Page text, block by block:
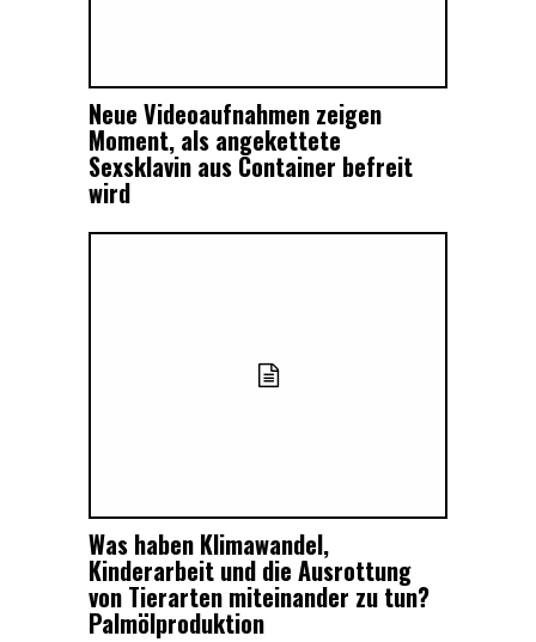
Neue Videoaufnahmen zeigen
Moment, als angekettete
Sexsklavin aus Container befreit
wird
Was haben Klimawandel,
Kinderarbeit und die Ausrottung
von Tierarten miteinander zu tun?
Palmölproduktion